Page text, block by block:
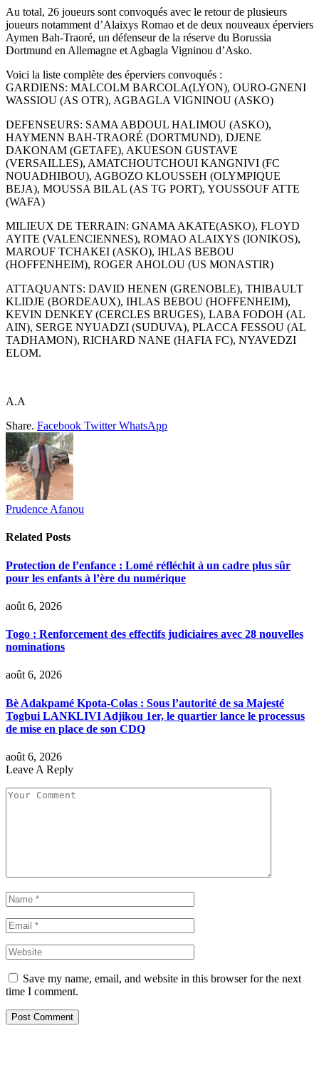
Au total, 26 joueurs sont convoqués avec le retour de plusieurs
joueurs notamment d’Alaixys Romao et de deux nouveaux éperviers
Aymen Bah-Traoré, un défenseur de la réserve du Borussia
Dortmund en Allemagne et Agbagla Vigninou d’Asko.
Voici la liste complète des éperviers convoqués :
GARDIENS: MALCOLM BARCOLA(LYON), OURO-GNENI
WASSIOU (AS OTR), AGBAGLA VIGNINOU (ASKO)
DEFENSEURS: SAMA ABDOUL HALIMOU (ASKO),
HAYMENN BAH-TRAORÉ (DORTMUND), DJENE
DAKONAM (GETAFE), AKUESON GUSTAVE
(VERSAILLES), AMATCHOUTCHOUI KANGNIVI (FC
NOUADHIBOU), AGBOZO KLOUSSEH (OLYMPIQUE
BEJA), MOUSSA BILAL (AS TG PORT), YOUSSOUF ATTE
(WAFA)
MILIEUX DE TERRAIN: GNAMA AKATE(ASKO), FLOYD
AYITE (VALENCIENNES), ROMAO ALAIXYS (IONIKOS),
MAROUF TCHAKEI (ASKO), IHLAS BEBOU
(HOFFENHEIM), ROGER AHOLOU (US MONASTIR)
ATTAQUANTS: DAVID HENEN (GRENOBLE), THIBAULT
KLIDJE (BORDEAUX), IHLAS BEBOU (HOFFENHEIM),
KEVIN DENKEY (CERCLES BRUGES), LABA FODOH (AL
AIN), SERGE NYUADZI (SUDUVA), PLACCA FESSOU (AL
TADHAMON), RICHARD NANE (HAFIA FC), NYAVEDZI
ELOM.
A.A
Share. Facebook Twitter WhatsApp
Prudence Afanou
Related Posts
Protection de l’enfance : Lomé réfléchit à un cadre plus sûr
pour les enfants à l’ère du numérique
août 6, 2026
Togo : Renforcement des effectifs judiciaires avec 28 nouvelles
nominations
août 6, 2026
Bè Adakpamé Kpota-Colas : Sous l’autorité de sa Majesté
Togbui LANKLIVI Adjikou 1er, le quartier lance le processus
de mise en place de son CDQ
août 6, 2026
Leave A Reply
Save my name, email, and website in this browser for the next
time I comment.